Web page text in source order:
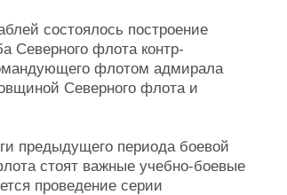
состоялось построение
Северного флота контр-
флотом адмирала
Северного флота и
предыдущего периода боевой
стоят важные учебно-боевые
проведение серии